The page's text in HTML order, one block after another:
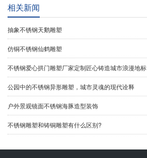
相关新闻
抽象不锈钢天鹅雕塑
仿铜不锈钢仙鹤雕塑
不锈钢爱心拱门雕塑厂家定制匠心铸造城市浪漫地标
公园中的不锈钢异形雕塑，城市灵魂的现代诠释
户外景观镜面不锈钢海豚造型装饰
不锈钢雕塑和铸铜雕塑有什么区别?